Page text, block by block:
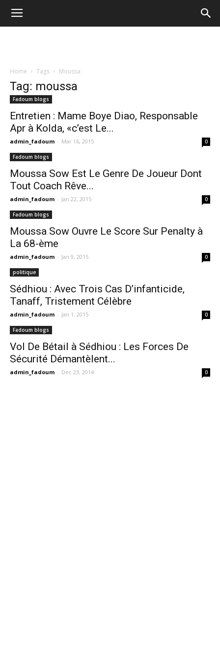
Home Tags Moussa
Tag: moussa
Fadoum blogs
Entretien : Mame Boye Diao, Responsable
Apr à Kolda, «c’est Le...
admin_fadoum - Mar 16, 2015 0
Fadoum blogs
Moussa Sow Est Le Genre De Joueur Dont
Tout Coach Rêve...
admin_fadoum - Jan 22, 2015 0
Fadoum blogs
Moussa Sow Ouvre Le Score Sur Penalty à
La 68-ème
admin_fadoum - Jan 9, 2015 0
politique
Sédhiou : Avec Trois Cas D’infanticide,
Tanaff, Tristement Célèbre
admin_fadoum - Jan 1, 2015 0
Fadoum blogs
Vol De Bétail à Sédhiou : Les Forces De
Sécurité Démantèlent...
admin_fadoum - Dec 23, 2014 0